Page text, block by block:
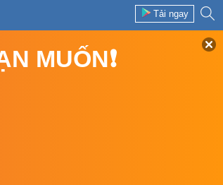
Tải ngay
MUỐN❗